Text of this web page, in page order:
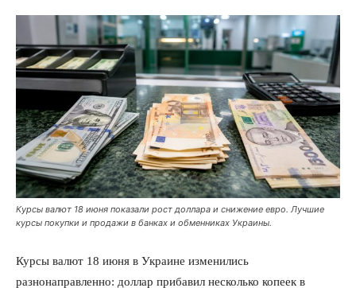
Курсы валют 18 июня показали рост доллара и снижение евро. Лучшие
курсы покупки и продажи в банках и обменниках Украины.
Курсы валют 18 июня в Украине изменились
разнонаправленно: доллар прибавил несколько копеек в